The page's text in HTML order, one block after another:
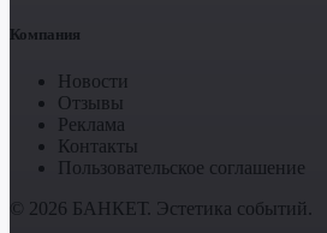
Компания
Новости
Отзывы
Реклама
Контакты
Пользовательское соглашение
© 2026 БАНКЕТ. Эстетика событий.